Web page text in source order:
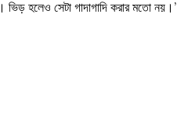
ভিড় হলেও সেটা গাদাগাদি করার মতো নয়।’